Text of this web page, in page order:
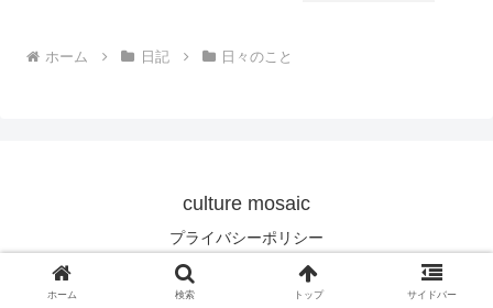
ホーム 日記 日々のこと
culture mosaic
プライバシーポリシー
© 2024 culture mosaic.
ホーム 検索 トップ サイドバー